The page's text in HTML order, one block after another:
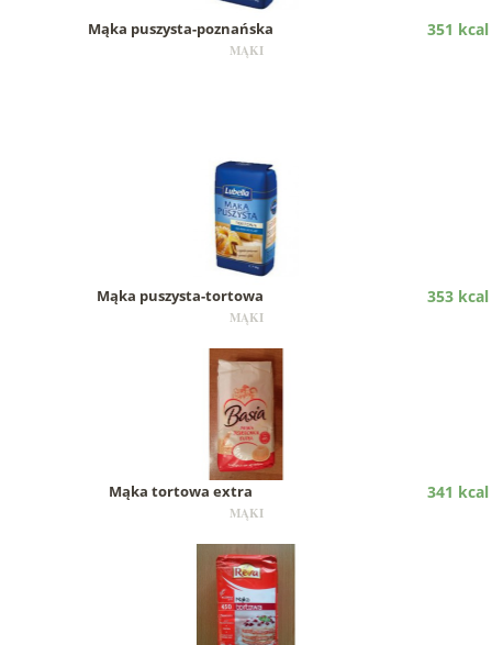
Mąka puszysta-poznańska 351 kcal
MĄKI
Mąka puszysta-tortowa 353 kcal
MĄKI
Mąka tortowa extra 341 kcal
MĄKI